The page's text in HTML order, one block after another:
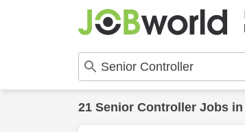
21 Senior Controller Jobs in